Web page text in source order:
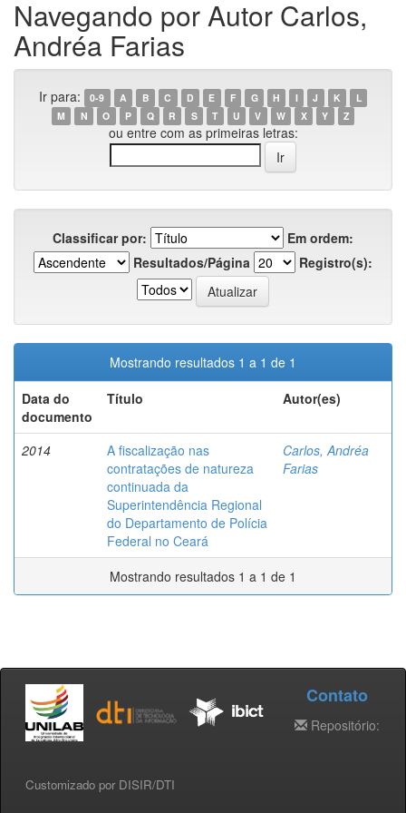
Navegando por Autor Carlos,
Andréa Farias
Ir para: 0-9 A B C D E F G H I J K
L
M
N O P Q R S T U V W X Y Z
ou entre com as primeiras letras:
Classificar por:
Em ordem:
Resultados/Página
Registro(s):
Mostrando resultados 1 a 1 de 1
Data do
documento
Título Autor(es)
2014
A fiscalização nas
contratações de natureza
continuada da
Superintendência Regional
do Departamento de Polícia
Federal no Ceará
Carlos, Andréa
Farias
Mostrando resultados 1 a 1 de 1
Customizado por DISIR/DTI
Contato
Repositório: